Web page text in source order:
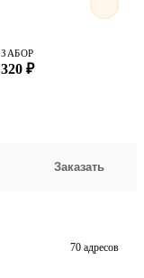
ЗАБОР
320 ₽
Заказать
70 адресов